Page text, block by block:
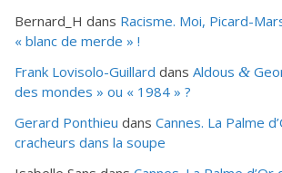
Bernard_H dans Racisme. Moi, Picard-
« blanc de merde » !
Frank Lovisolo-Guillard dans Aldous &
des mondes » ou « 1984 » ?
Gerard Ponthieu dans Cannes. La Palme
cracheurs dans la soupe